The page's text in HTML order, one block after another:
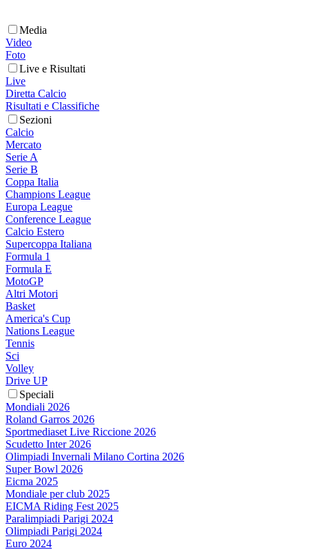
Media
Video
Foto
Live e Risultati
Live
Diretta Calcio
Risultati e Classifiche
Sezioni
Calcio
Mercato
Serie A
Serie B
Coppa Italia
Champions League
Europa League
Conference League
Calcio Estero
Supercoppa Italiana
Formula 1
Formula E
MotoGP
Altri Motori
Basket
America's Cup
Nations League
Tennis
Sci
Volley
Drive UP
Speciali
Mondiali 2026
Roland Garros 2026
Sportmediaset Live Riccione 2026
Scudetto Inter 2026
Olimpiadi Invernali Milano Cortina 2026
Super Bowl 2026
Eicma 2025
Mondiale per club 2025
EICMA Riding Fest 2025
Paralimpiadi Parigi 2024
Olimpiadi Parigi 2024
Euro 2024